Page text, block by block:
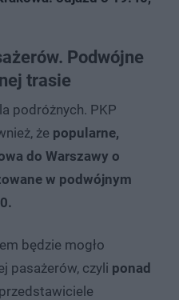
Podwójne
trasie
podróżnych. PKP
że popularne,
do Warszawy o
w podwójnym
będzie mogło
pasażerów, czyli ponad